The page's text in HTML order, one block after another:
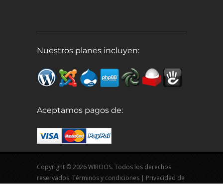
Nuestros planes incluyen:
Aceptamos pagos de:
Copyright © 2026 WIROOS. Todos los derechos
reservados. Términos y condiciones | Privacidad de